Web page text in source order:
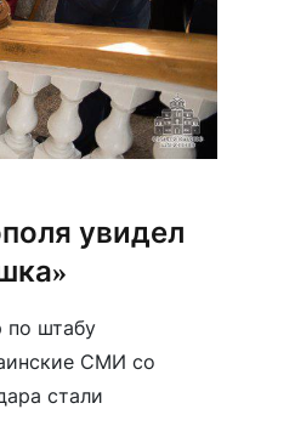
увидел
по штабу
СМИ со
стали